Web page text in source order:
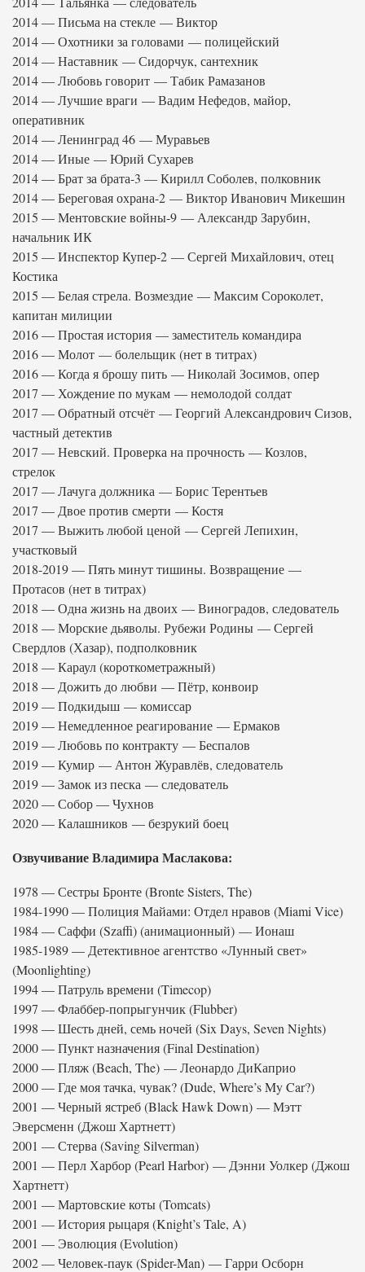
2014 — Письма на стекле — Виктор
2014 — Охотники за головами — полицейский
2014 — Наставник — Сидорчук, сантехник
2014 — Любовь говорит — Табик Рамазанов
2014 — Лучшие враги — Вадим Нефедов, майор,
оперативник
2014 — Ленинград 46 — Муравьев
2014 — Иные — Юрий Сухарев
2014 — Брат за брата-3 — Кирилл Соболев, полковник
2014 — Береговая охрана-2 — Виктор Иванович Микешин
2015 — Ментовские войны-9 — Александр Зарубин,
начальник ИК
2015 — Инспектор Купер-2 — Сергей Михайлович, отец
Костика
2015 — Белая стрела. Возмездие — Максим Сороколет,
капитан милиции
2016 — Простая история — заместитель командира
2016 — Молот — болельщик (нет в титрах)
2016 — Когда я брошу пить — Николай Зосимов, опер
2017 — Хождение по мукам — немолодой солдат
2017 — Обратный отсчёт — Георгий Александрович Сизов,
частный детектив
2017 — Невский. Проверка на прочность — Козлов,
стрелок
2017 — Лачуга должника — Борис Терентьев
2017 — Двое против смерти — Костя
2017 — Выжить любой ценой — Сергей Лепихин,
участковый
2018-2019 — Пять минут тишины. Возвращение —
Протасов (нет в титрах)
2018 — Одна жизнь на двоих — Виноградов, следователь
2018 — Морские дьяволы. Рубежи Родины — Сергей
Свердлов (Хазар), подполковник
2018 — Караул (короткометражный)
2018 — Дожить до любви — Пётр, конвоир
2019 — Подкидыш — комиссар
2019 — Немедленное реагирование — Ермаков
2019 — Любовь по контракту — Беспалов
2019 — Кумир — Антон Журавлёв, следователь
2019 — Замок из песка — следователь
2020 — Собор — Чухнов
2020 — Калашников — безрукий боец
Озвучивание Владимира Маслакова:
1978 — Сестры Бронте (Bronte Sisters, The)
1984-1990 — Полиция Майами: Отдел нравов (Miami Vice)
1984 — Саффи (Szaffi) (анимационный) — Ионаш
1985-1989 — Детективное агентство «Лунный свет»
(Moonlighting)
1994 — Патруль времени (Timecop)
1997 — Флаббер-попрыгунчик (Flubber)
1998 — Шесть дней, семь ночей (Six Days, Seven Nights)
2000 — Пункт назначения (Final Destination)
2000 — Пляж (Beach, The) — Леонардо ДиКаприо
2000 — Где моя тачка, чувак? (Dude, Where’s My Car?)
2001 — Черный ястреб (Black Hawk Down) — Мэтт
Эверсменн (Джош Хартнетт)
2001 — Стерва (Saving Silverman)
2001 — Перл Харбор (Pearl Harbor) — Дэнни Уолкер (Джош
Хартнетт)
2001 — Мартовские коты (Tomcats)
2001 — История рыцаря (Knight’s Tale, A)
2001 — Эволюция (Evolution)
2002 — Человек-паук (Spider-Man) — Гарри Осборн